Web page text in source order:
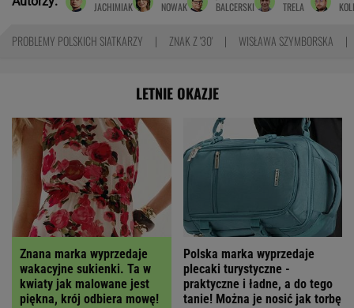
JACHIMIAK
NOWAK
BALCERSKI
TRELA
PROBLEMY POLSKICH SIATKARZY ZNAK Z '30' WISŁAWA SZYMBORSKA
LETNIE OKAZJE
Znana marka wyprzedaje
wakacyjne sukienki. Ta w
kwiaty jak malowane jest
piękna, krój odbiera mowę!
Polska marka wyprzedaje
plecaki turystyczne -
praktyczne i ładne, a do tego
tanie! Można je nosić jak torbę